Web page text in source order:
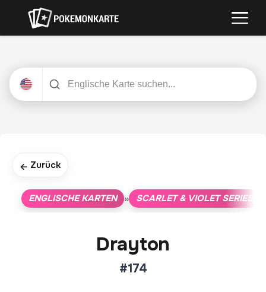
← Zurück
ENGLISCHE KARTEN » SCARLET & VIOLET SERIES
Drayton
#174